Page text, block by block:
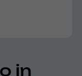
in